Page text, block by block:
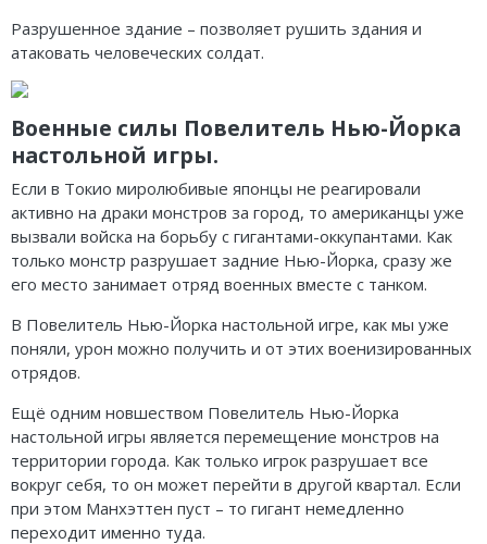
Разрушенное здание – позволяет рушить здания и
атаковать человеческих солдат.
Военные силы Повелитель Нью-Йорка
настольной игры.
Если в Токио миролюбивые японцы не реагировали
активно на драки монстров за город, то американцы уже
вызвали войска на борьбу с гигантами-оккупантами. Как
только монстр разрушает задние Нью-Йорка, сразу же
его место занимает отряд военных вместе с танком.
В Повелитель Нью-Йорка настольной игре, как мы уже
поняли, урон можно получить и от этих военизированных
отрядов.
Ещё одним новшеством Повелитель Нью-Йорка
настольной игры является перемещение монстров на
территории города. Как только игрок разрушает все
вокруг себя, то он может перейти в другой квартал. Если
при этом Манхэттен пуст – то гигант немедленно
переходит именно туда.